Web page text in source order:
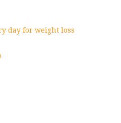
day for weight loss